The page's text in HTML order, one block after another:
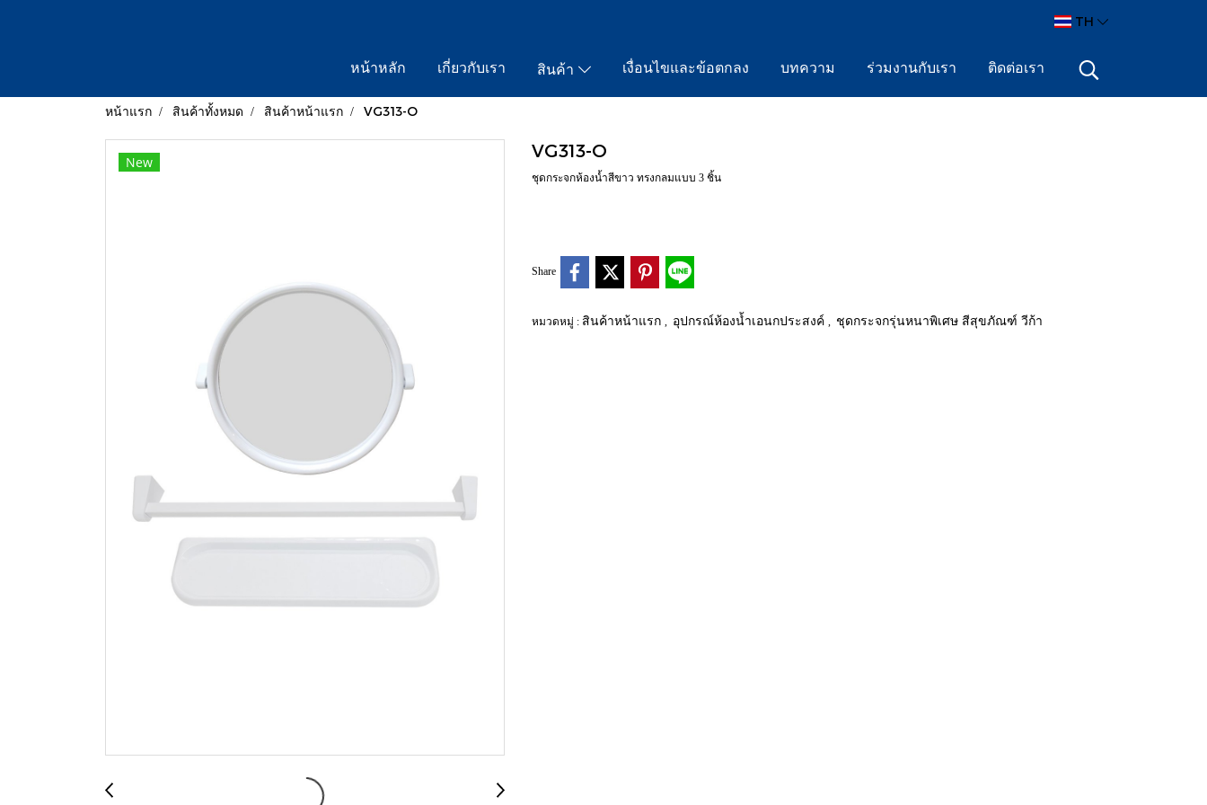
TH
หน้าหลัก เกี่ยวกับเรา สินค้า เงื่อนไขและข้อตกลง บทความ ร่วมงานกับเรา ติดต่อเรา
หน้าแรก สินค้าทั้งหมด สินค้าหน้าแรก VG313-O
New
VG313-O
ชุดกระจกห้องน้ำสีขาว ทรงกลมแบบ 3 ชิ้น
Share
หมวดหมู่ : สินค้าหน้าแรก อุปกรณ์ห้องน้ำเอนกประสงค์ ชุดกระจกรุ่นหนาพิเศษ สีสุขภัณฑ์ วีก้า